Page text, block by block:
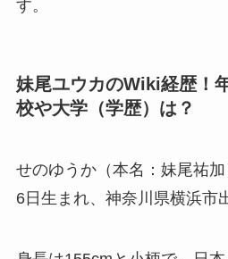
す。
妹尾ユウカのWiki経歴！
校や大学（学歴）は？
せのゆうか（本名：妹尾祐
6日生まれ、神奈川県横浜市